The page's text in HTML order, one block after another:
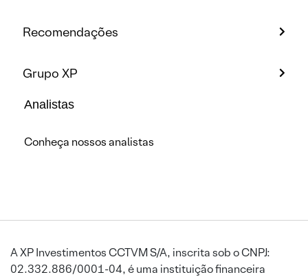
Recomendações
Grupo XP
Analistas
Conheça nossos analistas
A XP Investimentos CCTVM S/A, inscrita sob o CNPJ:
02.332.886/0001-04, é uma instituição financeira